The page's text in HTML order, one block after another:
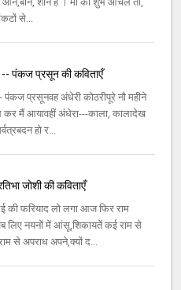
से...
पंकज प्रसून की कविताएँ
प्रसूनवह अंधेरी कोठरीपूरे नौ महीने
मैं आयावहीं अंधेरा---काला, कालादेख
हो र...
जोशी की कविताएँ
की फरियाद लो लगा आज फिर राम
लिए नयनों में आंसू,शिकायतें कई राम से
से अपराध अपने,क्यों द...